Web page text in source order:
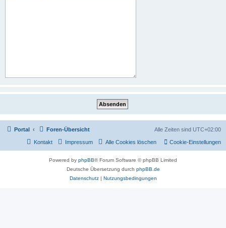
Portal Foren-Übersicht Alle Zeiten sind UTC+02:00
Cookie-Einstellungen
Alle Cookies löschen
Impressum
Kontakt
Powered by phpBB® Forum Software © phpBB Limited
Deutsche Übersetzung durch phpBB.de
Datenschutz| Nutzungsbedingungen